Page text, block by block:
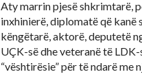
Aty marrin pjesë shkrimtarë,
inxhinierë, diplomatë që
këngëtarë, aktorë, deputetë
UÇK-së dhe veteranë të
“vështirësie” për të ndarë